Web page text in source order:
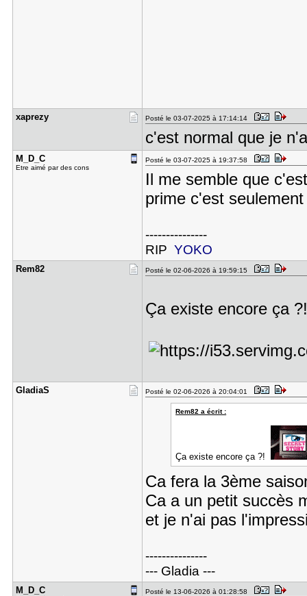
xaprezy Posté le 03-07-2025 à 17:14:14
c'est normal que je
M_D_C
Etre aimé par des cons
Posté le 03-07-2025 à 19:37:58
Il me semble que
prime c'est
---------------
RIP YOKO
Rem82 Posté le 02-06-2026 à 19:59:15
Ça existe encore ça
GladiaS Posté le 02-06-2026 à 20:04:01
Rem82 a écrit :
Ça existe encore ça ?!
Ca fera la 3ème
Ca a un petit succès
et je n'ai pas
---------------
--- Gladia ---
M_D_C Posté le 13-06-2026 à 01:28:58